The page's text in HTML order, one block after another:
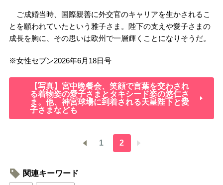
ご成婚当時、国際親善に外交官のキャリアを生かされるこ
とを願われていたという雅子さま。陛下の支えや愛子さまの
成長を胸に、その思いは欧州で一層輝くことになりそうだ。
※女性セブン2026年6月18日号
【写真】宮中晩餐会、笑顔で言葉を交わされ
る着物姿の愛子さまとタキシード姿の悠仁さ
ま。他、神宮球場に到着される天皇陛下と愛
子さまなども
1 2
関連キーワード